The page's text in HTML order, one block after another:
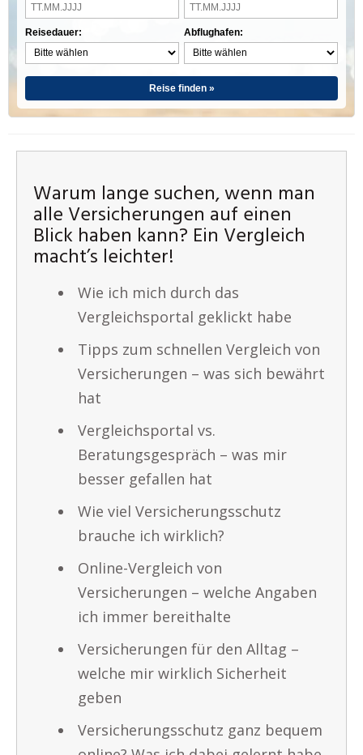
Reisedauer: Abflughafen:
Reise finden »
Warum lange suchen, wenn man
alle Versicherungen auf einen
Blick haben kann? Ein Vergleich
macht’s leichter!
Wie ich mich durch das
Vergleichsportal geklickt habe
Tipps zum schnellen Vergleich von
Versicherungen – was sich bewährt
hat
Vergleichsportal vs.
Beratungsgespräch – was mir
besser gefallen hat
Wie viel Versicherungsschutz
brauche ich wirklich?
Online-Vergleich von
Versicherungen – welche Angaben
ich immer bereithalte
Versicherungen für den Alltag –
welche mir wirklich Sicherheit
geben
Versicherungsschutz ganz bequem